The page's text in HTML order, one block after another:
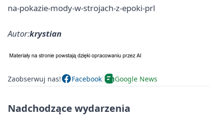
na-pokazie-mody-w-strojach-z-epoki-prl
Autor:krystian
Zaobserwuj nas! Facebook Google News
Nadchodzące wydarzenia